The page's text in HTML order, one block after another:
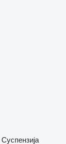
Суспензија